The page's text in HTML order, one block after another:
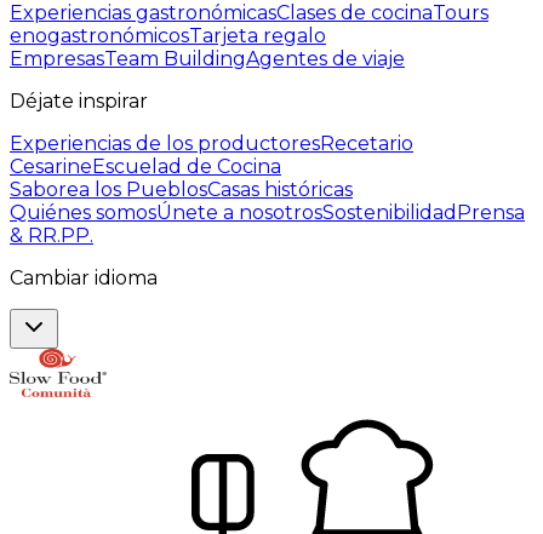
Experiencias gastronómicasClases de cocinaTours
enogastronómicosTarjeta regalo
EmpresasTeam BuildingAgentes de viaje
Déjate inspirar
Experiencias de los productoresRecetario
CesarineEscuelad de Cocina
Saborea los PueblosCasas históricas
Quiénes somosÚnete a nosotrosSostenibilidad Prensa
& RR.PP.
Cambiar idioma